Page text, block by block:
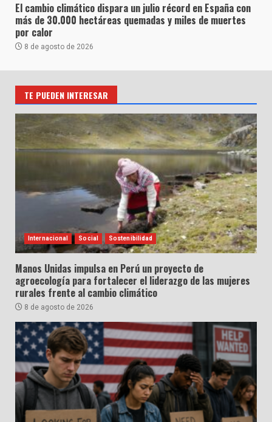
El cambio climático dispara un julio récord en España con
más de 30.000 hectáreas quemadas y miles de muertes
por calor
8 de agosto de 2026
TE PUEDEN INTERESAR
Internacional Social Sostenibilidad
Manos Unidas impulsa en Perú un proyecto de
agroecología para fortalecer el liderazgo de las mujeres
rurales frente al cambio climático
8 de agosto de 2026